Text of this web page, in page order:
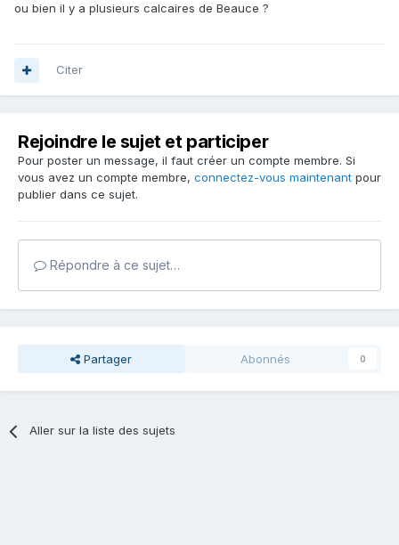
ou bien il y a plusieurs calcaires de Beauce ?
Citer
Rejoindre le sujet et participer
Pour poster un message, il faut créer un compte membre. Si
vous avez un compte membre, connectez-vous maintenant pour
publier dans ce sujet.
Répondre à ce sujet…
Partager Abonnés 0
Aller sur la liste des sujets